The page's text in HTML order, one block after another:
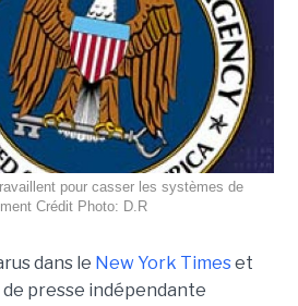
pour casser les systèmes de
Crédit Photo: D.R
dans le New York Timeset
presse indépendante